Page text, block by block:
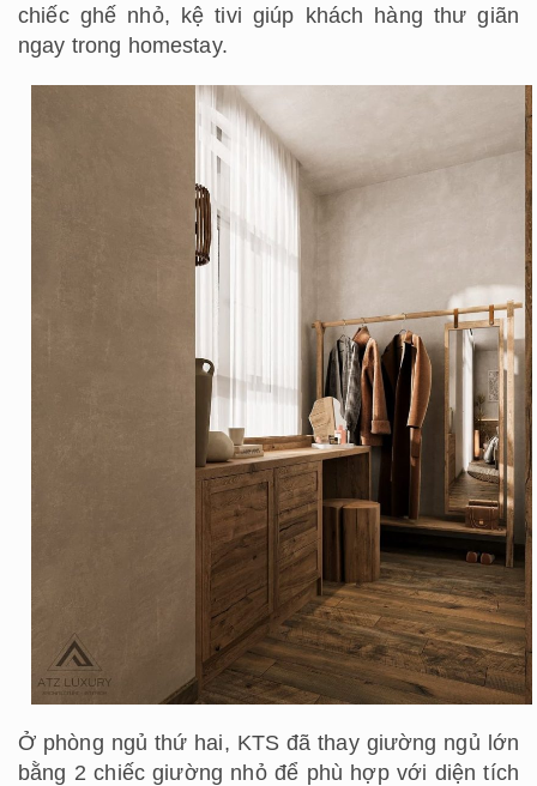
chiếc ghế nhỏ, kệ tivi giúp khách hàng thư giãn
ngay trong homestay.
Ở phòng ngủ thứ hai, KTS đã thay giường ngủ lớn
bằng 2 chiếc giường nhỏ để phù hợp với diện tích